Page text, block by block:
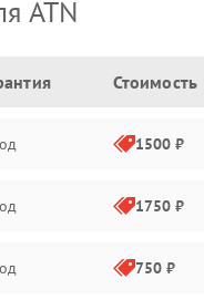
ATN
Стоимость
1500 ₽
1750 ₽
750 ₽